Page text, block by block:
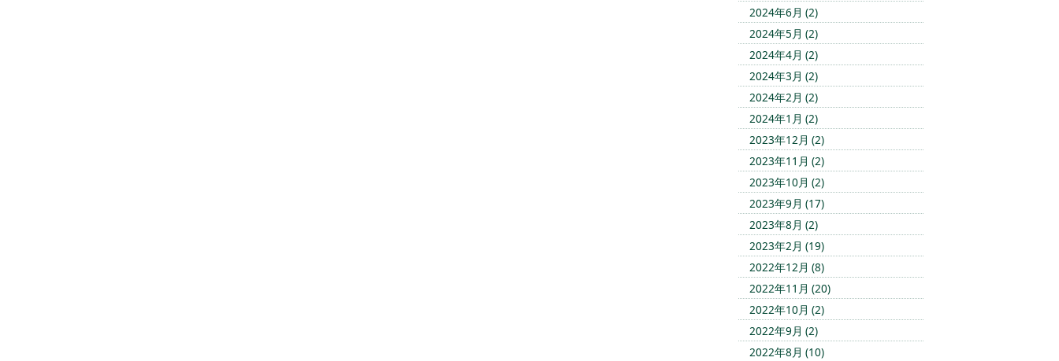
2024年6月 (2)
2024年5月 (2)
2024年4月 (2)
2024年3月 (2)
2024年2月 (2)
2024年1月 (2)
2023年12月 (2)
2023年11月 (2)
2023年10月 (2)
2023年9月 (17)
2023年8月 (2)
2023年2月 (19)
2022年12月 (8)
2022年11月 (20)
2022年10月 (2)
2022年9月 (2)
2022年8月 (10)